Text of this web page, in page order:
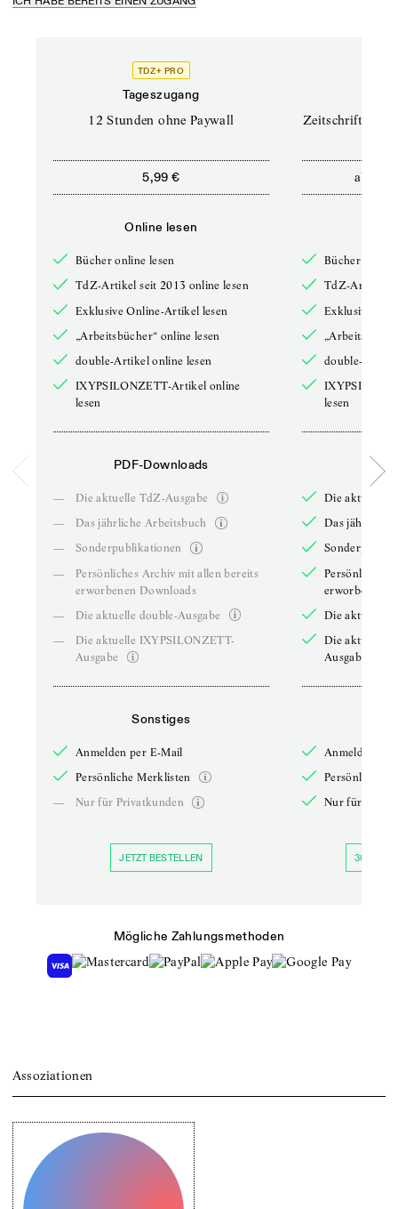
TDZ+ PRO
Tageszugang
12 Stunden ohne Paywall
5,99 €
Online lesen
Bücher online lesen
TdZ-Artikel seit 2013 online lesen
Exklusive Online-Artikel lesen
„Arbeitsbücher“ online lesen
double-Artikel online lesen
IXYPSILONZETT-Artikel online
lesen
PDF-Downloads
—
Die aktuelle TdZ-Ausgabe
—
Das jährliche Arbeitsbuch
—
Sonderpublikationen
—
Persönliches Archiv mit allen bereits
erworbenen Downloads
—
Die aktuelle double-Ausgabe
—
Die aktuelle IXYPSILONZETT-
Ausgabe
Sonstiges
Anmelden per E-Mail
Persönliche Merklisten
—
Nur für Privatkunden
JETZT BESTELLEN
Zeitschriften
ab
Bücher online
TdZ-Artikel
Exklusive
double-
lesen
Die aktuelle
Das jährliche
Persönliches
erworbenen
Die aktuelle
Die aktuelle
Ausgabe
Anmelden
Persönliche
Nur für
30 TAGE
Mögliche Zahlungsmethoden
Assoziationen